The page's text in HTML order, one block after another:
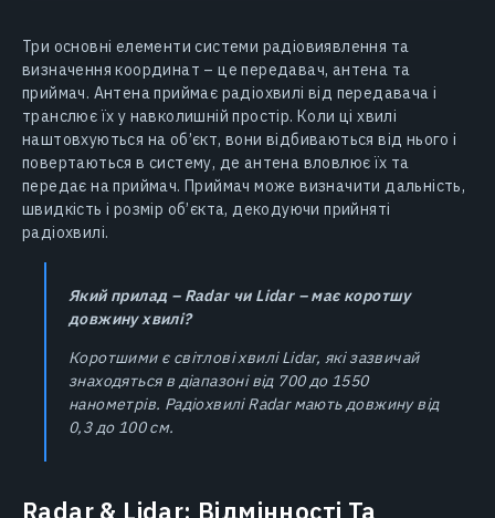
Три основні елементи системи радіовиявлення та
визначення координат – це передавач, антена та
приймач. Антена приймає радіохвилі від передавача і
транслює їх у навколишній простір. Коли ці хвилі
наштовхуються на об’єкт, вони відбиваються від нього і
повертаються в систему, де антена вловлює їх та
передає на приймач. Приймач може визначити дальність,
швидкість і розмір об’єкта, декодуючи прийняті
радіохвилі.
Який прилад – Radar чи Lidar – має коротшу
довжину хвилі?
Коротшими є світлові хвилі Lidar, які зазвичай
знаходяться в діапазоні від 700 до 1550
нанометрів. Радіохвилі Radar мають довжину від
0,3 до 100 см.
Radar & Lidar: Відмінності Та